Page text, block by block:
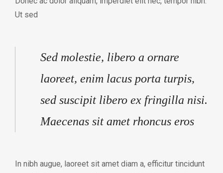
Ut sed
Sed molestie, libero a ornare
laoreet, enim lacus porta turpis,
sed suscipit libero ex fringilla nisi.
Maecenas sit amet rhoncus eros
In nibh augue, laoreet sit amet diam a, efficitur tincidunt